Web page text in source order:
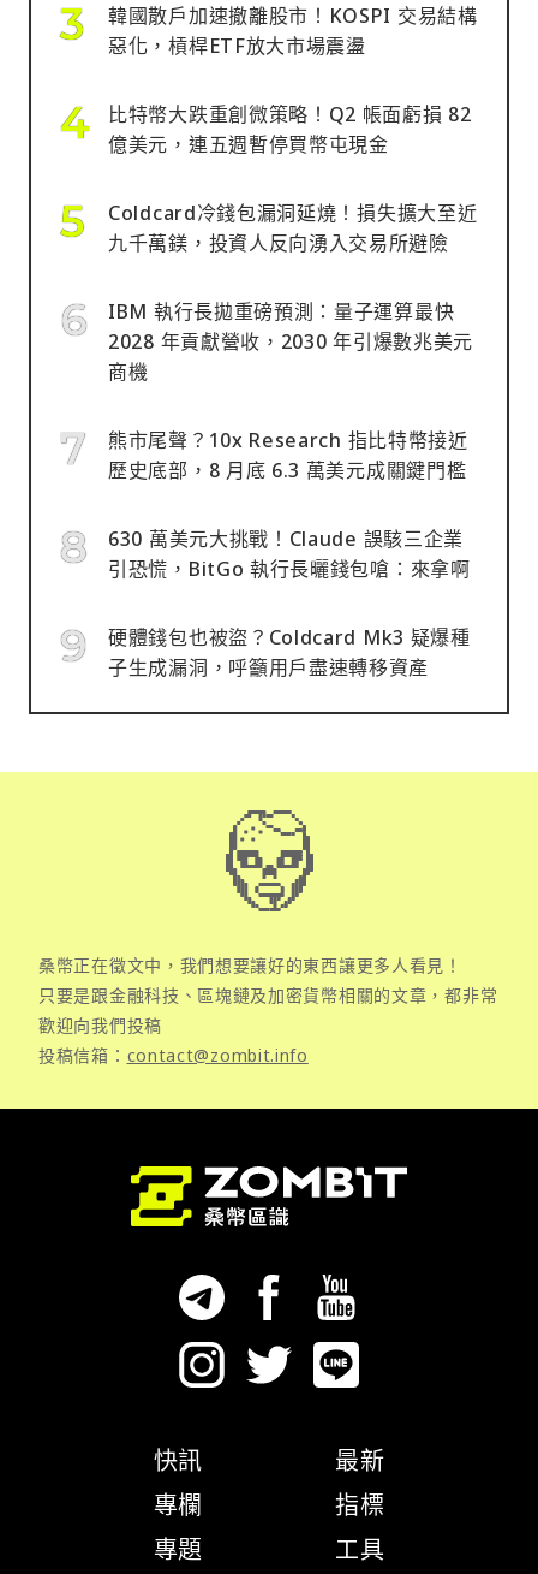
韓國散戶加速撤離股市！KOSPI 交易結構
惡化，槓桿ETF放大市場震盪
比特幣大跌重創微策略！Q2 帳面虧損 82
億美元，連五週暫停買幣屯現金
Coldcard冷錢包漏洞延燒！損失擴大至近
九千萬鎂，投資人反向湧入交易所避險
IBM 執行長拋重磅預測：量子運算最快
2028 年貢獻營收，2030 年引爆數兆美元
商機
熊市尾聲？10x Research 指比特幣接近
歷史底部，8 月底 6.3 萬美元成關鍵門檻
630 萬美元大挑戰！Claude 誤駭三企業
引恐慌，BitGo 執行長曬錢包嗆：來拿啊
硬體錢包也被盜？Coldcard Mk3 疑爆種
子生成漏洞，呼籲用戶盡速轉移資產
桑幣正在徵文中，我們想要讓好的東西讓更多人看見！
只要是跟金融科技、區塊鏈及加密貨幣相關的文章，都非常
歡迎向我們投稿
投稿信箱： contact@zombit.info
快訊
專欄
專題
最新
指標
工具